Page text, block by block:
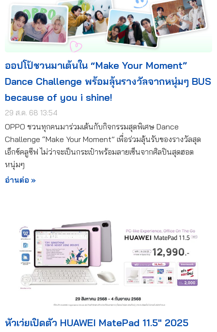
ออปโป้ชวนมาเต้นใน “Make Your Moment”
Dance Challenge พร้อมลุ้นรางวัลจากหนุ่มๆ BUS
because of you i shine!
29 ส.ค. 68 13:54
OPPO ชวนทุกคนมาร่วมเต้นกับกิจกรรมสุดพิเศษ Dance
Challenge “Make Your Moment” เพื่อร่วมลุ้นรับของรางวัลสุด
เอ็กซ์คลูซีฟ ไม่ว่าจะเป็นกระเป๋าพร้อมลายเซ็นจากศิลปินสุดฮอต
หนุ่มๆ
อ่านต่อ »
หัวเว่ยเปิดตัว HUAWEI MatePad 11.5″ 2025